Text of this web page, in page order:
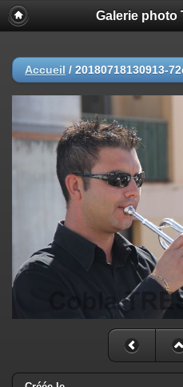
Galerie photo
Accueil / 20180718130913-